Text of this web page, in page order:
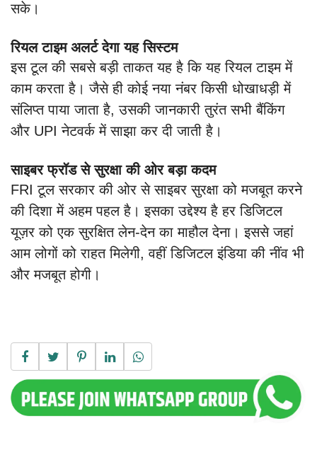
सके।
रियल टाइम अलर्ट देगा यह सिस्टम
इस टूल की सबसे बड़ी ताकत यह है कि यह रियल टाइम में
काम करता है। जैसे ही कोई नया नंबर किसी धोखाधड़ी में
संलिप्त पाया जाता है, उसकी जानकारी तुरंत सभी बैंकिंग
और UPI नेटवर्क में साझा कर दी जाती है।
साइबर फ्रॉड से सुरक्षा की ओर बड़ा कदम
FRI टूल सरकार की ओर से साइबर सुरक्षा को मजबूत करने
की दिशा में अहम पहल है। इसका उद्देश्य है हर डिजिटल
यूज़र को एक सुरक्षित लेन-देन का माहौल देना। इससे जहां
आम लोगों को राहत मिलेगी, वहीं डिजिटल इंडिया की नींव भी
और मजबूत होगी।